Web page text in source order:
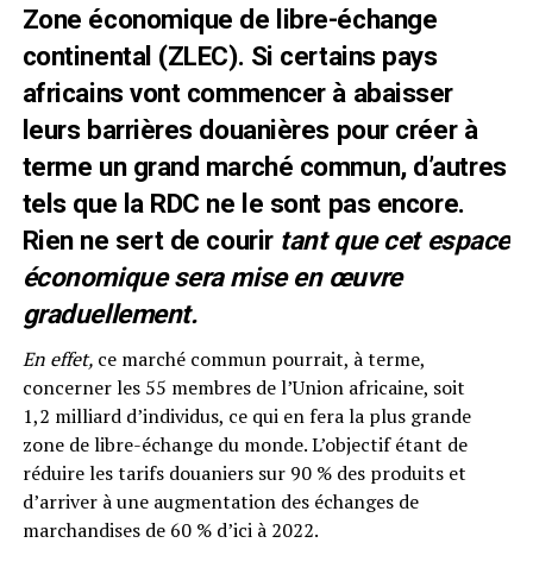
Zone économique de libre-échange
continental (ZLEC). Si certains pays
africains vont commencer à abaisser
leurs barrières douanières pour créer à
terme un grand marché commun, d’autres
tels que la RDC ne le sont pas encore.
Rien ne sert de courir tant que cet espace
économique sera mise en œuvre
graduellement.
En effet, ce marché commun pourrait, à terme,
concerner les 55 membres de l’Union africaine, soit
1,2 milliard d’individus, ce qui en fera la plus grande
zone de libre-échange du monde. L’objectif étant de
réduire les tarifs douaniers sur 90 % des produits et
d’arriver à une augmentation des échanges de
marchandises de 60 % d’ici à 2022.